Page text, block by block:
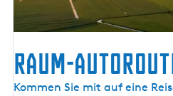
E
g
Raum-
R
Kommen Sie mit auf eine